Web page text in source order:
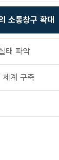
소통창구 확대
태 파악
체계 구축